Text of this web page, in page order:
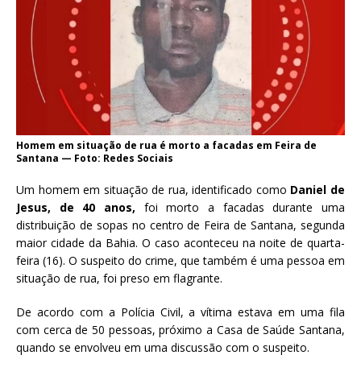
Homem em situação de rua é morto a facadas em Feira de
Santana — Foto: Redes Sociais
Um homem em situação de rua, identificado como Daniel de
Jesus, de 40 anos, foi morto a facadas durante uma
distribuição de sopas no centro de Feira de Santana, segunda
maior cidade da Bahia. O caso aconteceu na noite de quarta-
feira (16). O suspeito do crime, que também é uma pessoa em
situação de rua, foi preso em flagrante.
De acordo com a Polícia Civil, a vítima estava em uma fila
com cerca de 50 pessoas, próximo a Casa de Saúde Santana,
quando se envolveu em uma discussão com o suspeito.